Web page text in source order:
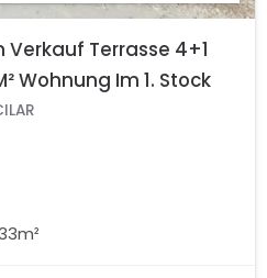
Verkauf Terrasse 4+1
Wohnung Im 1. Stock